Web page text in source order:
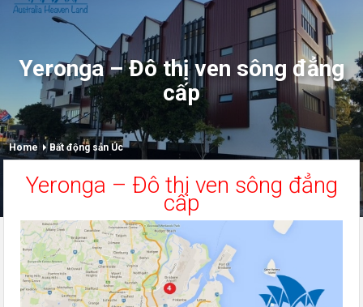
Yeronga – Đô thị ven sông đẳng
cấp
Home Bất động sản Úc
Yeronga – Đô thị ven sông đẳng
cấp